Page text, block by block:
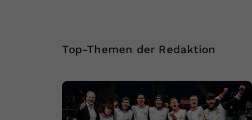
Top-Themen der Redaktion